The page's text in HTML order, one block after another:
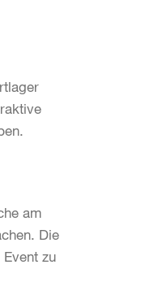
am
Die
zu